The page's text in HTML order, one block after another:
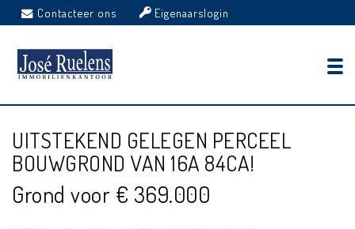
Contacteer ons Eigenaarslogin
UITSTEKEND GELEGEN PERCEEL
BOUWGROND VAN 16A 84CA!
Grond voor € 369.000